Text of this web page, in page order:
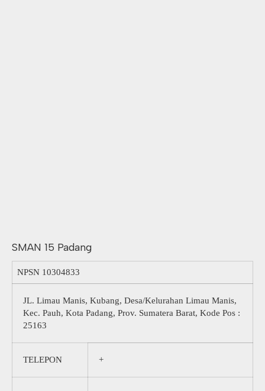
SMAN 15 Padang
NPSN 10304833
JL. Limau Manis, Kubang, Desa/Kelurahan Limau Manis,
Kec. Pauh, Kota Padang, Prov. Sumatera Barat, Kode Pos :
25163
TELEPON +